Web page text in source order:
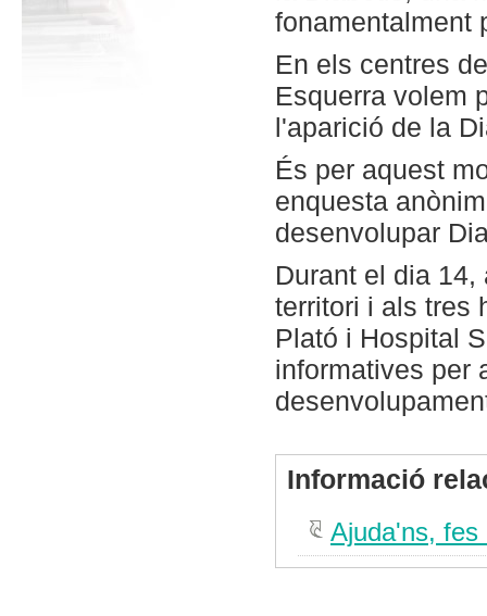
fonamentalment
En els centres
Esquerra volem
l'aparició de la
És per aquest
enquesta
desenvolupar
Durant el dia
territori i als tres
Plató i Hospital
informatives per
Informació
Ajuda'ns, fes